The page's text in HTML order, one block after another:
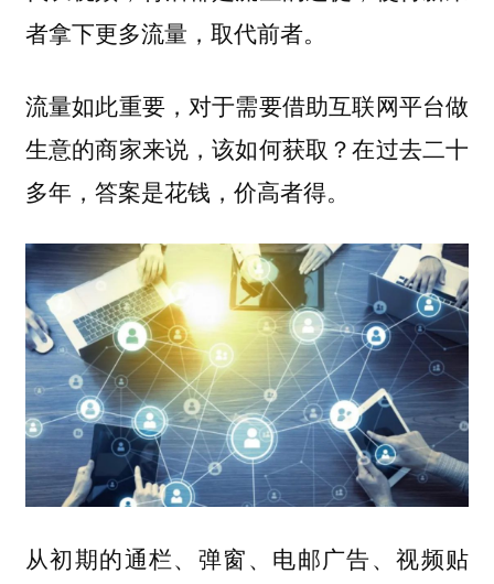
者拿下更多流量，取代前者。
流量如此重要，对于需要借助互联网平台做
生意的商家来说，该如何获取？在过去二十
多年，答案是花钱，价高者得。
从初期的通栏、弹窗、电邮广告、视频贴